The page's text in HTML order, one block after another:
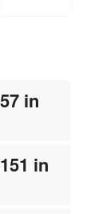
in
in